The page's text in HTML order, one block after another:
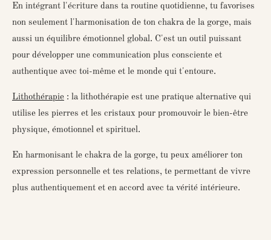
En intégrant l'écriture dans ta routine quotidienne, tu favorises
non seulement l'harmonisation de ton chakra de la gorge, mais
aussi un équilibre émotionnel global. C'est un outil puissant
pour développer une communication plus consciente et
authentique avec toi-même et le monde qui t'entoure.
Lithothérapie : la lithothérapie est une pratique alternative qui
utilise les pierres et les cristaux pour promouvoir le bien-être
physique, émotionnel et spirituel.
En harmonisant le chakra de la gorge, tu peux améliorer ton
expression personnelle et tes relations, te permettant de vivre
plus authentiquement et en accord avec ta vérité intérieure.